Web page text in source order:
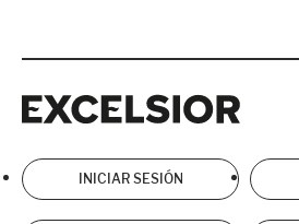
INICIAR SESIÓN